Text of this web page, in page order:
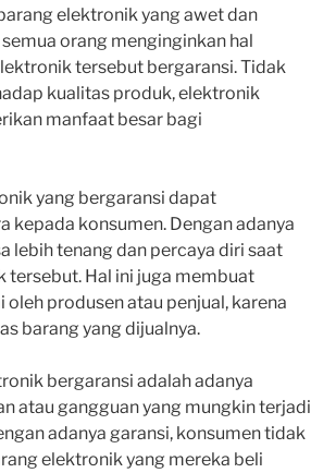
elektronik yang awet dan
orang menginginkan hal
tersebut bergaransi. Tidak
kualitas produk, elektronik
manfaat besar bagi
yang bergaransi dapat
kepada konsumen. Dengan adanya
lebih tenang dan percaya diri saat
Hal ini juga membuat
produsen atau penjual, karena
barang yang dijualnya.
bergaransi adalah adanya
atau gangguan yang mungkin terjadi
adanya garansi, konsumen tidak
elektronik yang mereka beli